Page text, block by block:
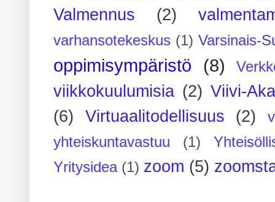
Valmennus (2)
varhansotekeskus (1) Varsinais-
oppimisympäristö (8)
viikkokuulumisia (2) Viivi-
(6)
Virtuaalitodellisuus (2)
yhteiskuntavastuu
(1)
Yritysidea (1) zoom (5)